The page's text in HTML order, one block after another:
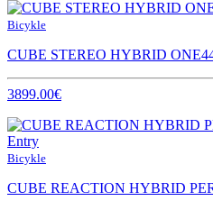
Bicykle
CUBE STEREO HYBRID
3899.00€
Bicykle
CUBE REACTION HYBRID